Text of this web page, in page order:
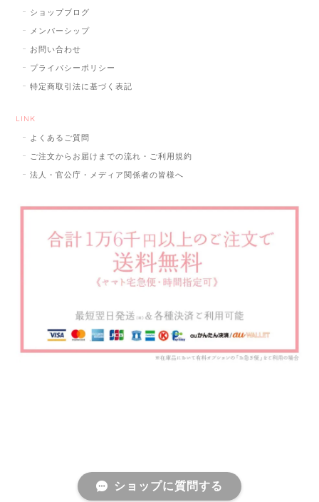
ショップブログ
メンバーシップ
お問い合わせ
プライバシーポリシー
特定商取引法に基づく表記
LINK
よくあるご質問
ご注文からお届けまでの流れ・ご利用規約
法人・官公庁・メディア関係者の皆様へ
ショップに質問する